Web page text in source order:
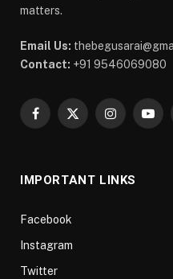
matters.
Email Us:
Contact: +91 9546069080
Facebook
X
Instagram
IMPORTANT LINKS
Facebook
Instagram
Twitter